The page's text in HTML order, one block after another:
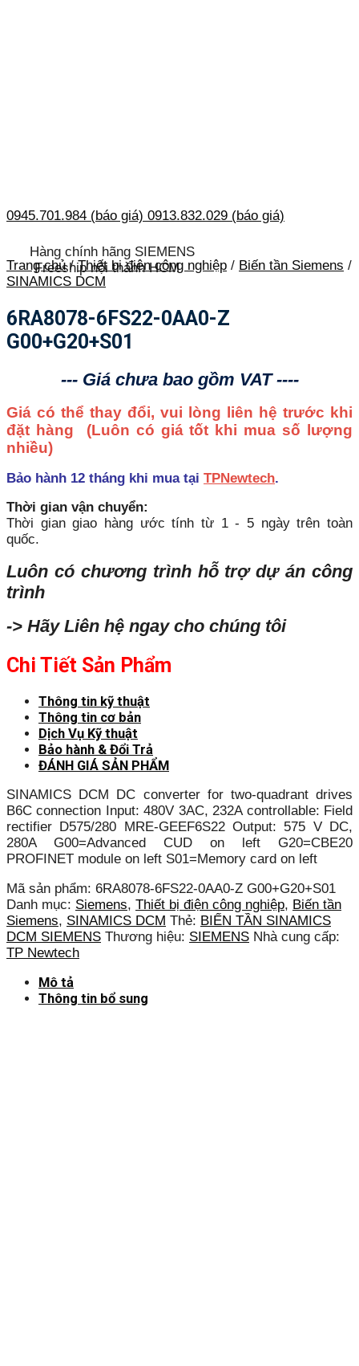
0945.701.984 (báo giá) 0913.832.029 (báo giá)
Hàng chính hãng SIEMENS
Freeship nội thành HCM
Trang chủ / Thiết bị điện công nghiệp / Biến tần Siemens /
SINAMICS DCM
6RA8078-6FS22-0AA0-Z
G00+G20+S01
--- Giá chưa bao gồm VAT ----
Giá có thể thay đổi, vui lòng liên hệ trước khi
đặt hàng (Luôn có giá tốt khi mua số lượng
nhiều)
Bảo hành 12 tháng khi mua tại TPNewtech.
Thời gian vận chuyển:
Thời gian giao hàng ước tính từ 1 - 5 ngày trên toàn
quốc.
Luôn có chương trình hỗ trợ dự án công
trình
-> Hãy Liên hệ ngay cho chúng tôi
Chi Tiết Sản Phẩm
Thông tin kỹ thuật
Thông tin cơ bản
Dịch Vụ Kỹ thuật
Bảo hành & Đổi Trả
ĐÁNH GIÁ SẢN PHẨM
SINAMICS DCM DC converter for two-quadrant drives
B6C connection Input: 480V 3AC, 232A controllable: Field
rectifier D575/280 MRE-GEEF6S22 Output: 575 V DC,
280A G00=Advanced CUD on left G20=CBE20
PROFINET module on left S01=Memory card on left
Mã sản phẩm: 6RA8078-6FS22-0AA0-Z G00+G20+S01
Danh mục: Siemens, Thiết bị điện công nghiệp, Biến tần
Siemens, SINAMICS DCM Thẻ: BIẾN TẦN SINAMICS
DCM SIEMENS Thương hiệu: SIEMENS Nhà cung cấp:
TP Newtech
Mô tả
Thông tin bổ sung